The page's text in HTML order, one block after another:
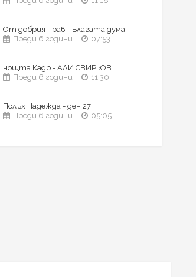
От добрия нрав - Благата дума
Преди 6 години
07:53
нощта Кадр - АЛИ СВИРЬОВ
Преди 6 години
11:30
Полъх Надежда - ден 27
Преди 6 години
05:05